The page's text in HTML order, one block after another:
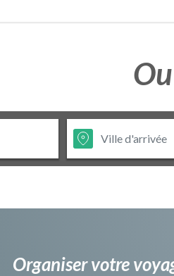
Organiser votre